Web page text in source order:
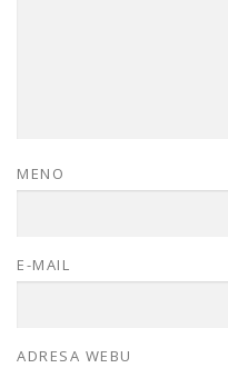
MENO
E-MAIL
ADRESA WEBU